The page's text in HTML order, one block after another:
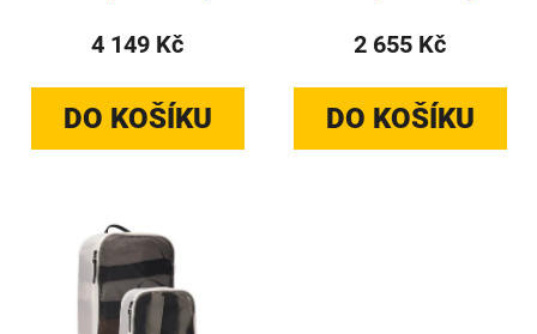
4 149 Kč
DO KOŠÍKU
2 655 Kč
DO KOŠÍKU